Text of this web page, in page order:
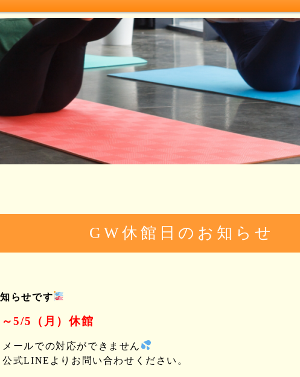
GW休館日のお知らせ
らせです
5/5（月）休館
ールでの対応ができません
式LINEよりお問い合わせください。